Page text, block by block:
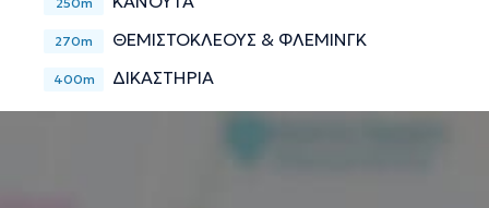
270m ΘΕΜΙΣΤΟΚΛΕΟΥΣ & ΦΛΕΜΙΝΓΚ
400m ΔΙΚΑΣΤΗΡΙΑ